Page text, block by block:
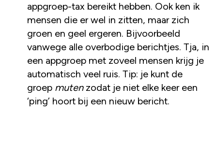
appgroep-tax bereikt hebben. Ook ken ik
mensen die er wel in zitten, maar zich
groen en geel ergeren. Bijvoorbeeld
vanwege alle overbodige berichtjes. Tja, in
een appgroep met zoveel mensen krijg je
automatisch veel ruis. Tip: je kunt de
groep mutenzodat je niet elke keer een
‘ping’ hoort bij een nieuw bericht.